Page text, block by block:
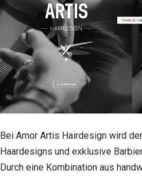
Bei Amor Artis Hairdesign wird
Haardesigns und exklusive
Durch eine Kombination aus